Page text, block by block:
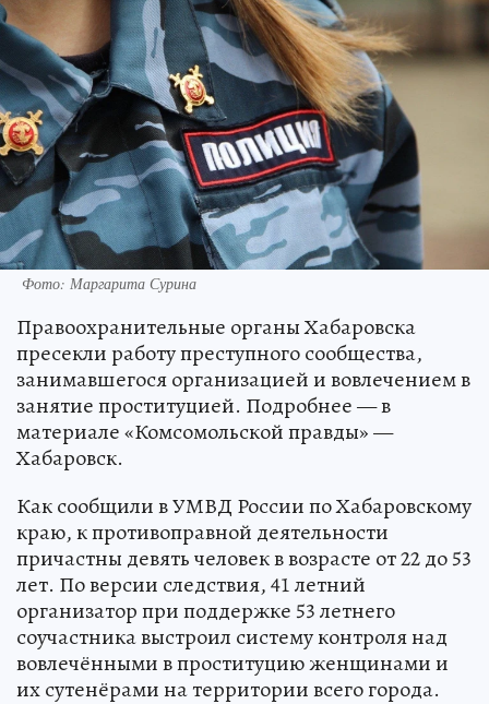
Фото: Маргарита Сурина
Правоохранительные органы Хабаровска
пресекли работу преступного сообщества,
занимавшегося организацией и вовлечением в
занятие проституцией. Подробнее — в
материале «Комсомольской правды» —
Хабаровск.
Как сообщили в УМВД России по Хабаровскому
краю, к противоправной деятельности
причастны девять человек в возрасте от 22 до 53
лет. По версии следствия, 41 летний
организатор при поддержке 53 летнего
соучастника выстроил систему контроля над
вовлечёнными в проституцию женщинами и
их сутенёрами на территории всего города.